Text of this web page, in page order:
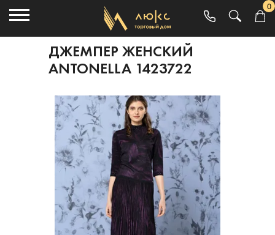
0
ДЖЕМПЕР ЖЕНСКИЙ
ANTONELLA 1423722